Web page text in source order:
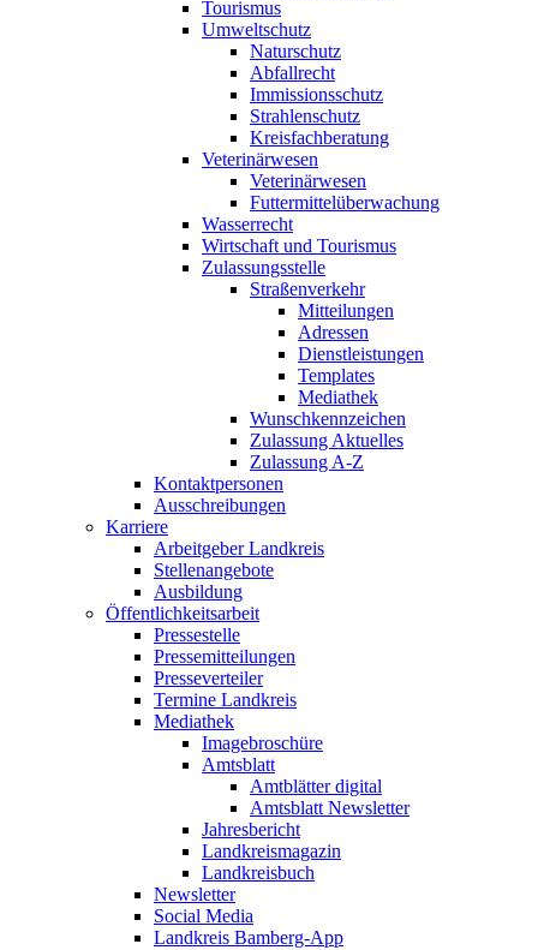
Tourismus
Umweltschutz
Naturschutz
Abfallrecht
Immissionsschutz
Strahlenschutz
Kreisfachberatung
Veterinärwesen
Veterinärwesen
Futtermittelüberwachung
Wasserrecht
Wirtschaft und Tourismus
Zulassungsstelle
Straßenverkehr
Mitteilungen
Adressen
Dienstleistungen
Templates
Mediathek
Wunschkennzeichen
Zulassung Aktuelles
Zulassung A-Z
Kontaktpersonen
Ausschreibungen
Karriere
Arbeitgeber Landkreis
Stellenangebote
Ausbildung
Öffentlichkeitsarbeit
Pressestelle
Pressemitteilungen
Presseverteiler
Termine Landkreis
Mediathek
Imagebroschüre
Amtsblatt
Amtblätter digital
Amtsblatt Newsletter
Jahresbericht
Landkreismagazin
Landkreisbuch
Newsletter
Social Media
Landkreis Bamberg-App